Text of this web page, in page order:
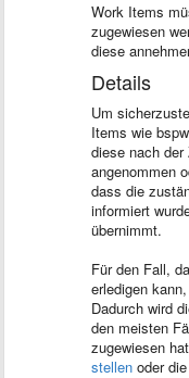
Work Items
zugewiesen
diese
Details
Um
Items wie
diese nach
angenommen
dass die
informiert
übernimmt.
Für den Fall,
erledigen
Dadurch wird
den meisten
zugewiesen
stellenoder die